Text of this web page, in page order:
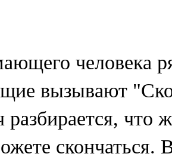
человека
вызывают
разбирается, что
скончаться.